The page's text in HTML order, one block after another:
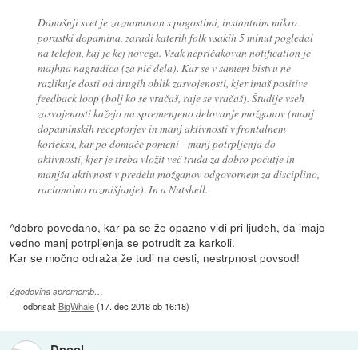
Današnji svet je zaznamovan s pogostimi, instantnim mikro
porastki dopamina, zaradi katerih folk vsakih 5 minut pogledal
na telefon, kaj je kej novega. Vsak nepričakovan notification je
majhna nagradica (za nič dela). Kar se v samem bistvu ne
razlikuje dosti od drugih oblik zasvojenosti, kjer imaš positive
feedback loop (bolj ko se vračaš, raje se vračaš). Študije vseh
zasvojenosti kažejo na spremenjeno delovanje možganov (manj
dopaminskih receptorjev in manj aktivnosti v frontalnem
korteksu, kar po domače pomeni - manj potrpljenja do
aktivnosti, kjer je treba vložit več truda za dobro počutje in
manjša aktivnost v predelu možganov odgovornem za disciplino,
racionalno razmišjanje). In a Nutshell.
^dobro povedano, kar pa se že opazno vidi pri ljudeh, da imajo
vedno manj potrpljenja se potrudit za karkoli.
Kar se močno odraža že tudi na cesti, nestrpnost povsod!
Zgodovina sprememb…
odbrisal: BigWhale(17. dec 2018 ob 16:18)